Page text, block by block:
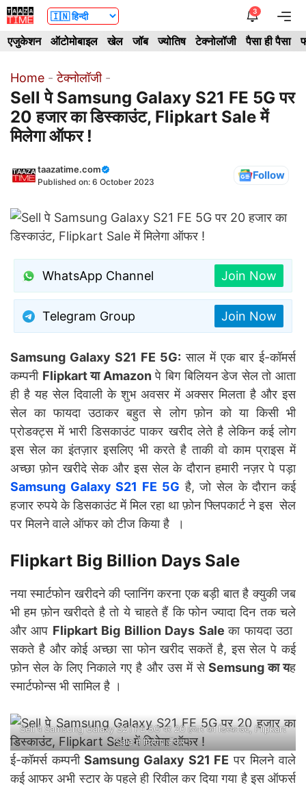
Skip
to
content
3
एजुकेशन ऑटोमोबाइल खेल जॉब ज्योतिष टेक्नोलॉजी पैसा ही पैसा
Home -टेक्नोलॉजी-
Sell पे Samsung Galaxy S21 FE 5G पर
20 हजार का डिस्काउंट, Flipkart Sale में
मिलेगा ऑफर !
taazatime.com
Published on: 6 October 2023 Follow
WhatsApp Channel Join Now
Telegram Group Join Now
Samsung Galaxy S21 FE 5G: साल में एक बार ई-कॉमर्स
कम्पनी Flipkart या Amazonपे बिग बिलियन डेज सेल तो आता
ही है यह सेल दिवाली के शुभ अवसर में अक्सर मिलता है और इस
सेल का फायदा उठाकर बहुत से लोग फ़ोन को या किसी भी
प्रोडक्ट्स में भारी डिसकाउंट पाकर खरीद लेते है लेकिन कई लोग
इस सेल का इंतज़ार इसलिए भी करते है ताकी वो काम प्राइस में
अच्छा फ़ोन खरीदे सेक और इस सेल के दौरान हमारी नज़र पे पड़ा
Samsung Galaxy S21 FE 5G है, जो सेल के दौरान कई
हजार रुपये के डिसकाउंट में मिल रहा था फ़ोन फ्लिपकार्ट ने इस सेल
पर मिलने वाले ऑफर को टीज किया है ।
Flipkart Big Billion Days Sale
नया स्मार्टफोन खरीदने की प्लानिंग करना एक बड़ी बात है क्युकी जब
भी हम फ़ोन खरीदते है तो ये चाहते हैं कि फोन ज्यादा दिन तक चले
और आप Flipkart Big Billion Days Saleका फायदा उठा
सकते है और कोई अच्छा सा फोन खरीद सकतें है, इस सेल पे कई
फ़ोन सेल के लिए निकाले गए है और उस में सेSemsung का यह
स्मार्टफोन्स भी सामिल है ।
Sell पे Samsung Galaxy S21 FE 5G पर 20 हजार का डिस्काउंट, Flipkart
Sale में मिलेगा ऑफर !
ई-कॉमर्स कम्पनीSamsung Galaxy S21 FE पर मिलने वाले
कई आफर अभी स्टार के पहले ही रिवील कर दिया गया है इस ऑफर्स